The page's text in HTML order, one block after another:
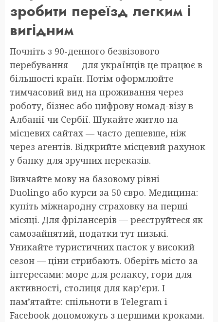
зробити переїзд легким і
вигідним
Почніть з 90-денного безвізового
перебування — для українців це працює в
більшості країн. Потім оформлюйте
тимчасовий вид на проживання через
роботу, бізнес або цифрову номад-візу в
Албанії чи Сербії. Шукайте житло на
місцевих сайтах — часто дешевше, ніж
через агентів. Відкрийте місцевий рахунок
у банку для зручних переказів.
Вивчайте мову на базовому рівні —
Duolingo або курси за 50 євро. Медицина:
купіть міжнародну страховку на перші
місяці. Для фрілансерів — реєструйтеся як
самозайнятий, податки тут низькі.
Уникайте туристичних пасток у високий
сезон — ціни стрибають. Оберіть місто за
інтересами: море для релаксу, гори для
активності, столиця для кар’єри. І
пам’ятайте: спільноти в Telegram і
Facebook допоможуть з першими кроками.